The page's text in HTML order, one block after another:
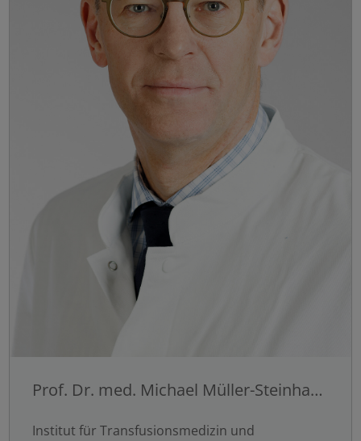
Prof. Dr. med. Michael Müller-Steinhardt
Institut für Transfusionsmedizin und
Externer Inhalt
Alle auswählen
Ablehnen
Speichern
Details anzeigen
Impressum